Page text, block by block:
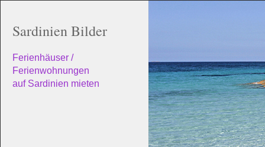
Sardinien Bilder
Ferienhäuser /
Ferienwohnungen
auf Sardinien mieten